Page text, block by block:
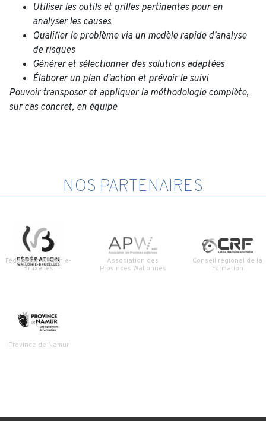
Utiliser les outils et grilles pertinentes pour en
analyser les causes
Qualifier le problème via un modèle rapide d’analyse
de risques
Générer et sélectionner des solutions adaptées
Élaborer un plan d’action et prévoir le suivi
Pouvoir transposer et appliquer la méthodologie complète,
sur cas concret, en équipe
NOS PARTENAIRES
Fédération Wallonie-
Bruxelles
Association des
Provinces Wallonnes
Conseil régional de la
Formation
Province de Namur